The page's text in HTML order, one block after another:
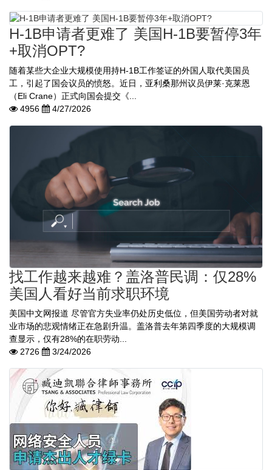
H-1B申请者更难了 美国H-1B要暂停3年
+取消OPT?
随着某些大企业大规模使用持H-1B工作签证的外国人取代美国员
工，引起了国会议员的愤怒。近日，亚利桑那州议员伊莱·克莱恩
（Eli Crane）正式向国会提交《...
4956
4/27/2026
找工作越来越难？盖洛普民调：仅28%
美国人看好当前求职环境
美国中文网报道 尽管官方失业率仍处历史低位，但美国劳动者对就
业市场的悲观情绪正在急剧升温。盖洛普去年第四季度的大规模调
查显示，仅有28%的在职劳动...
2726
3/24/2026